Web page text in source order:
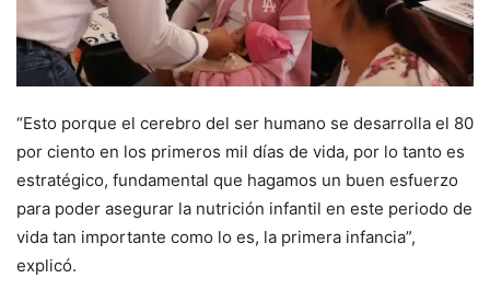
“Esto porque el cerebro del ser humano se desarrolla el 80
por ciento en los primeros mil días de vida, por lo tanto es
estratégico, fundamental que hagamos un buen esfuerzo
para poder asegurar la nutrición infantil en este periodo de
vida tan importante como lo es, la primera infancia”,
explicó.